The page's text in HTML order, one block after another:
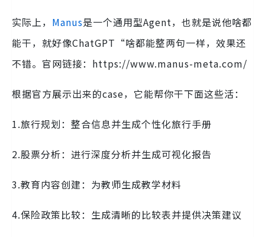
实际上， Manus是一个通用型Agent，也就是说他啥都
能干，就好像ChatGPT“啥都能整两句一样，效果还
不错。官网链接：https://www.manus-meta.com/
根据官方展示出来的case，它能帮你干下面这些活：
1.旅行规划：整合信息并生成个性化旅行手册
2.股票分析：进行深度分析并生成可视化报告
3.教育内容创建：为教师生成教学材料
4.保险政策比较：生成清晰的比较表并提供决策建议